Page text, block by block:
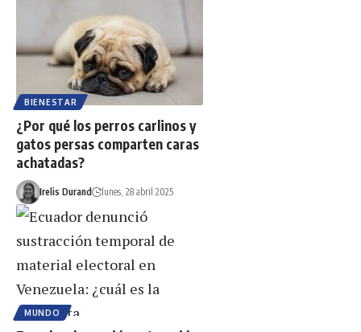
BIENESTAR
¿Por qué los perros carlinos y
gatos persas comparten caras
achatadas?
Irelis Durand lunes, 28 abril 2025
MUNDO